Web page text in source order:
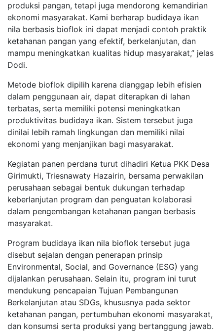
produksi pangan, tetapi juga mendorong kemandirian
ekonomi masyarakat. Kami berharap budidaya ikan
nila berbasis bioflok ini dapat menjadi contoh praktik
ketahanan pangan yang efektif, berkelanjutan, dan
mampu meningkatkan kualitas hidup masyarakat,” jelas
Dodi.
Metode bioflok dipilih karena dianggap lebih efisien
dalam penggunaan air, dapat diterapkan di lahan
terbatas, serta memiliki potensi meningkatkan
produktivitas budidaya ikan. Sistem tersebut juga
dinilai lebih ramah lingkungan dan memiliki nilai
ekonomi yang menjanjikan bagi masyarakat.
Kegiatan panen perdana turut dihadiri Ketua PKK Desa
Girimukti, Triesnawaty Hazairin, bersama perwakilan
perusahaan sebagai bentuk dukungan terhadap
keberlanjutan program dan penguatan kolaborasi
dalam pengembangan ketahanan pangan berbasis
masyarakat.
Program budidaya ikan nila bioflok tersebut juga
disebut sejalan dengan penerapan prinsip
Environmental, Social, and Governance (ESG) yang
dijalankan perusahaan. Selain itu, program ini turut
mendukung pencapaian Tujuan Pembangunan
Berkelanjutan atau SDGs, khususnya pada sektor
ketahanan pangan, pertumbuhan ekonomi masyarakat,
dan konsumsi serta produksi yang bertanggung jawab.